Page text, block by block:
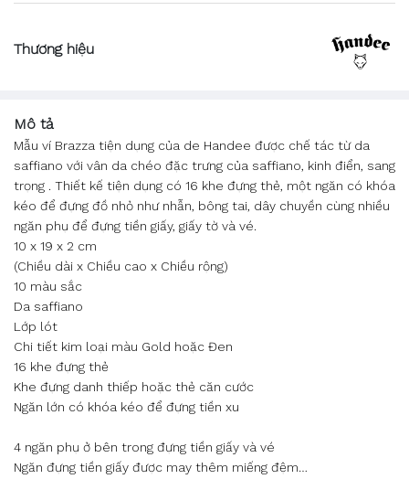
Thương hiệu
Mô tả
Mẫu ví Brazza tiện dụng của de Handee được chế tác từ da
saffiano với vân da chéo đặc trưng của saffiano, kinh điển, sang
trọng . Thiết kế tiện dụng có 16 khe đựng thẻ, một ngăn có khóa
kéo để đựng đồ nhỏ như nhẫn, bông tai, dây chuyền cùng nhiều
ngăn phụ để đựng tiền giấy, giấy tờ và vé.
10 x 19 x 2 cm
(Chiều dài x Chiều cao x Chiều rộng)
10 màu sắc
Da saffiano
Lớp lót
Chi tiết kim loại màu Gold hoặc Đen
16 khe đựng thẻ
Khe đựng danh thiếp hoặc thẻ căn cước
Ngăn lớn có khóa kéo để đựng tiền xu
4 ngăn phụ ở bên trong đựng tiền giấy và vé
Ngăn đựng tiền giấy được may thêm miếng đệm